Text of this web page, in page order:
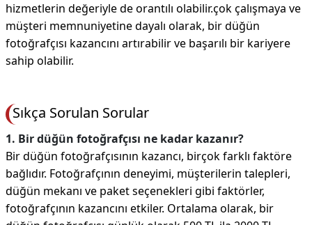
hizmetlerin değeriyle de orantılı olabilir.çok çalışmaya ve
müşteri memnuniyetine dayalı olarak, bir düğün
fotoğrafçısı kazancını artırabilir ve başarılı bir kariyere
sahip olabilir.
Sıkça Sorulan Sorular
1. Bir düğün fotoğrafçısı ne kadar kazanır?
Bir düğün fotoğrafçısının kazancı, birçok farklı faktöre
bağlıdır. Fotoğrafçının deneyimi, müşterilerin talepleri,
düğün mekanı ve paket seçenekleri gibi faktörler,
fotoğrafçının kazancını etkiler. Ortalama olarak, bir